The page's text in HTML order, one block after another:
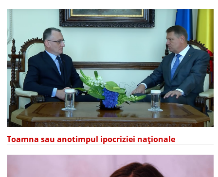
Toamna sau anotimpul ipocriziei naționale